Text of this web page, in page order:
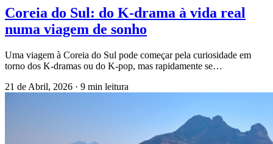
Coreia do Sul: do K-drama à vida real
numa viagem de sonho
Uma viagem à Coreia do Sul pode começar pela curiosidade em
torno dos K-dramas ou do K-pop, mas rapidamente se…
21 de Abril, 2026 · 9 min leitura